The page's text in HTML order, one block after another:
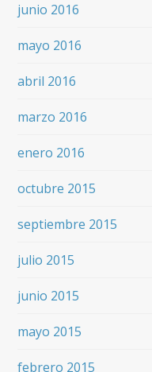
junio 2016
mayo 2016
abril 2016
marzo 2016
enero 2016
octubre 2015
septiembre 2015
julio 2015
junio 2015
mayo 2015
febrero 2015